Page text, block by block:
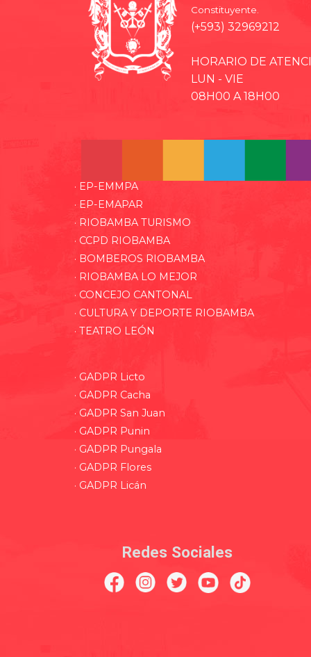
Constituyente.
(+593) 32969212
HORARIO DE
LUN - VIE
08H00 A 18H00
· EP-EMMPA
· EP-EMAPAR
· RIOBAMBA TURISMO
· CCPD RIOBAMBA
· BOMBEROS RIOBAMBA
· RIOBAMBA LO MEJOR
· CONCEJO CANTONAL
· CULTURA Y DEPORTE RIOBAMBA
· TEATRO LEÓN
· GADPR Licto
· GADPR Cacha
· GADPR San Juan
· GADPR Punin
· GADPR Pungala
· GADPR Flores
· GADPR Licán
Redes Sociales